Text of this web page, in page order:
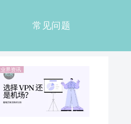
常见问题
业界资讯